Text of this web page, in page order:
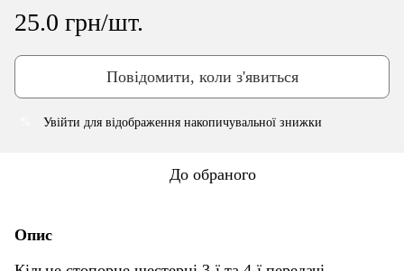
25.0 грн/шт.
Повідомити, коли з'явиться
Увійти для відображення накопичувальної знижки
До обраного
Опис